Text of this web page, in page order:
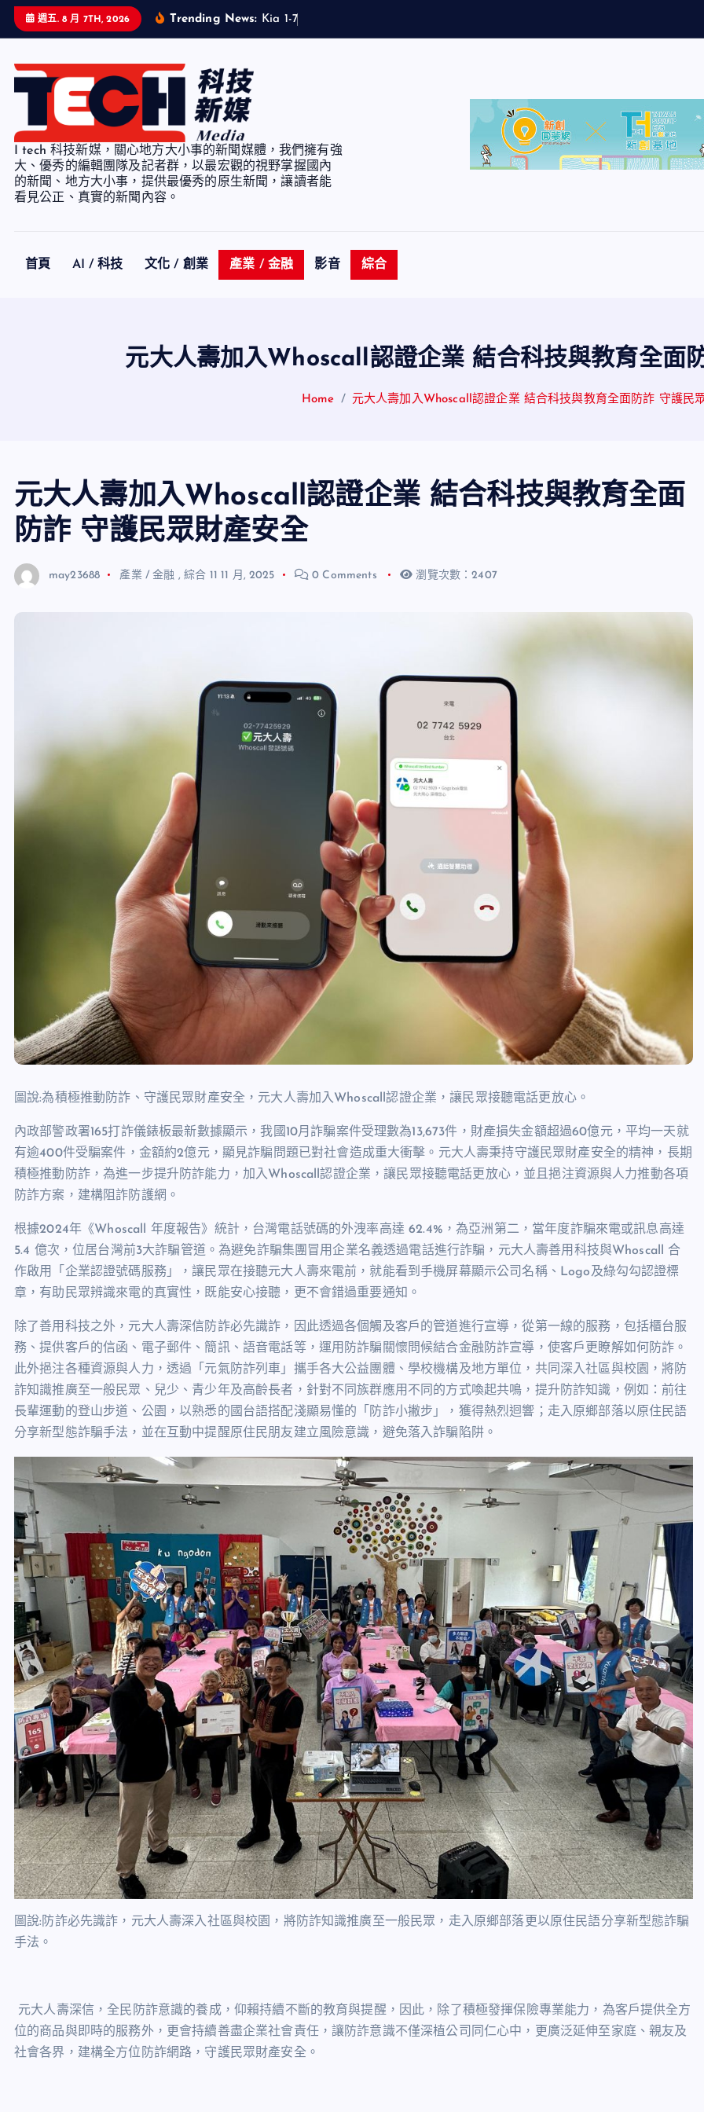
週五. 8 月 7TH, 2026 Trending News: Kia 1-7
I tech 科技新媒，關心地方大小事的新聞媒體，我們擁有強
大、優秀的編輯團隊及記者群，以最宏觀的視野掌握國內
的新聞、地方大小事，提供最優秀的原生新聞，讓讀者能
看見公正、真實的新聞內容。
首頁 AI / 科技 文化 / 創業 產業 / 金融 影音 綜合
元大人壽加入Whoscall認證企業 結合科技與教育全面
Home 元大人壽加入Whoscall認證企業 結合科技與教育全面防詐 守護民
元大人壽加入Whoscall認證企業 結合科技與教育全面
防詐 守護民眾財產安全
may23688 產業 / 金融 ,綜合 11 11 月, 2025 0 Comments 瀏覽次數：2407
圖說:為積極推動防詐、守護民眾財產安全，元大人壽加入Whoscall認證企業，讓民眾接聽電話更放心。
內政部警政署165打詐儀錶板最新數據顯示，我國 10月詐騙案件受理數為13,673件，財產損失金額超過60億元，平均一天就
有逾400件受騙案件，金額約2億元，顯見詐騙問題已對社會造成重大衝擊。元大人壽秉持守護民眾財產安全的精神，長期
積極推動防詐，為進一步提升防詐能力，加入Whoscall 認證企業，讓民眾接聽電話更放心，並且挹注資源與人力推動各項
防詐方案，建構阻詐防護網。
根據2024年《Whoscall 年度報告》統計，台灣電話號碼的外洩率高達 62.4% ，為亞洲第二，當年度詐騙來電或訊息高達
5.4 億次，位居台灣前3大詐騙管道。為避免詐騙集團冒用企業名義透過電話進行詐騙，元大人壽善用科技與Whoscall 合
作啟用「企業認證號碼服務」，讓民眾在接聽元大人壽來電前，就能看到手機屏幕顯示公司名稱、 Logo及綠勾勾認證標
章，有助民眾辨識來電的真實性，既能安心接聽，更不會錯過重要通知。
除了善用科技之外，元大人壽深信防詐必先識詐，因此透過各個觸及客戶的管道進行宣導，從第一線的服務，包括櫃台服
務、提供客戶的信函、電子郵件、簡訊、語音電話等，運用防詐騙關懷問候結合金融防詐宣導，使客戶更瞭解如何防詐。
此外挹注各種資源與人力，透過「元氣防詐列車」攜手各大公益團體、學校機構及地方單位，共同深入社區與校園，將防
詐知識推廣至一般民眾、兒少、青少年及高齡長者，針對不同族群應用不同的方式喚起共鳴，提升防詐知識，例如：前往
長輩運動的登山步道、公園，以熟悉的國台語搭配淺顯易懂的「防詐小撇步」，獲得熱烈迴響；走入原鄉部落以原住民語
分享新型態詐騙手法，並在互動中提醒原住民朋友建立風險意識，避免落入詐騙陷阱。
圖說:防詐必先識詐，元大人壽深入社區與校園，將防詐知識推廣至一般民眾，走入原鄉部落更以原住民語分享新型態詐騙
手法。
元大人壽深信，全民防詐意識的養成，仰賴持續不斷的教育與提醒，因此，除了積極發揮保險專業能力，為客戶提供全方
位的商品與即時的服務外，更會持續善盡企業社會責任，讓防詐意識不僅深植公司同仁心中，更廣泛延伸至家庭、親友及
社會各界，建構全方位防詐網路，守護民眾財產安全。